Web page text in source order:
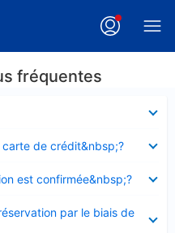
fréquentes
de crédit&nbsp;?
est confirmée&nbsp;?
par le biais de